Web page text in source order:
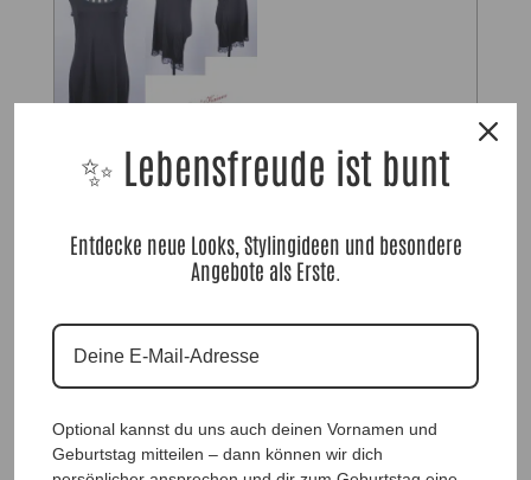
SpitzenUnterLongshirt Eve
Schwarz |Gr. UNI 38-46|, Anr.:
Zu allen Black & White Styles
Zu unseren Kleidern & Röcken
✨ Lebensfreude ist bunt
Entdecke neue Looks, Stylingideen und besondere
Angebote als Erste.
Optional kannst du uns auch deinen Vornamen und
Geburtstag mitteilen – dann können wir dich